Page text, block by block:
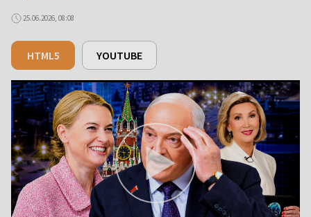
25.06.2026, 08:08
HTML5 YOUTUBE